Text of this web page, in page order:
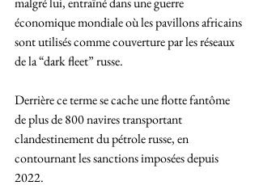
économique mondiale où les pavillons africains
sont utilisés comme couverture par les réseaux
de la “dark fleet” russe.
Derrière ce terme se cache une flotte fantôme
de plus de 800 navires transportant
clandestinement du pétrole russe, en
contournant les sanctions imposées depuis
2022.